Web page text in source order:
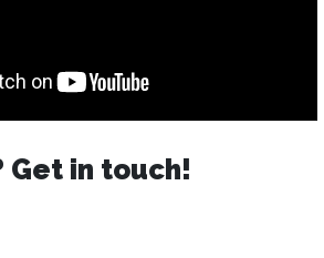
Get in touch!